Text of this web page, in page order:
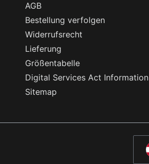
AGB
Bestellung verfolgen
Widerrufsrecht
Lieferung
Größentabelle
Digital Services Act Information
Sitemap